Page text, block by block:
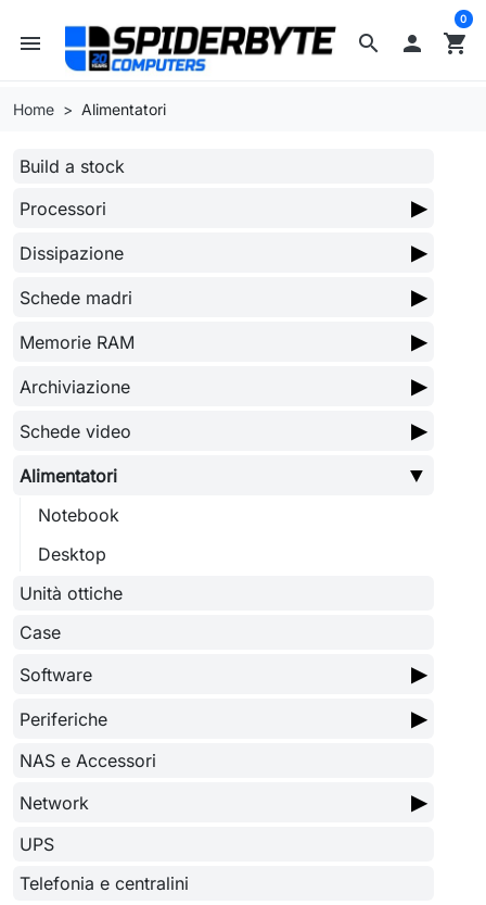
search
menu  shopping_cart
0
Home Alimentatori
Build a stock
Processori
▶
Dissipazione ▶
Schede madri ▶
Memorie RAM ▶
Archiviazione ▶
Schede video ▶
Alimentatori ▼
Notebook
Desktop
Unità ottiche
Case
Software
▶
Periferiche ▶
NAS e Accessori
Network
▶
UPS
Telefonia e centralini